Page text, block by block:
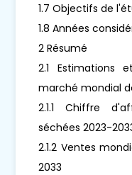
1.7 Objectifs de
1.8 Années
2 Résumé
2.1 Estimations
marché mondial
2.1.1 Chiffre
séchées 2023-
2.1.2 Ventes
2033